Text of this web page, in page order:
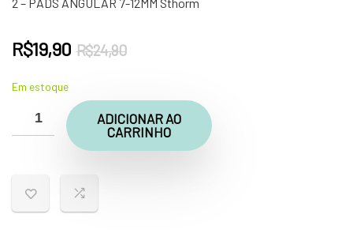
R$24,90O
era:
R$24,90.
R$19,90
O
é:
R$19,90.
Em estoque
ADICIONAR AO
CARRINHO